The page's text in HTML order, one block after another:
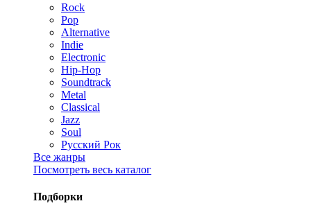
Rock
Pop
Alternative
Indie
Electronic
Hip-Hop
Soundtrack
Metal
Classical
Jazz
Soul
Русский Рок
Все жанры
Посмотреть весь каталог
Подборки